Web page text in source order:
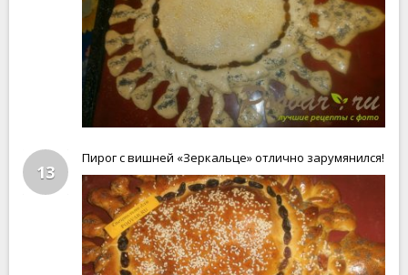
13
Пирог с вишней «Зеркальце» отлично зарумянился!